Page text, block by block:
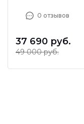
0 отзывов
37 690 руб.
49 000 руб.